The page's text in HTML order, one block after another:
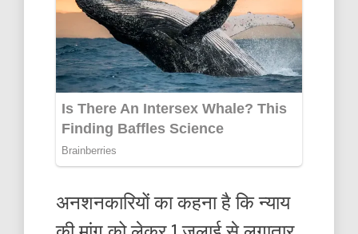
अनशनकारियों का कहना है कि न्याय